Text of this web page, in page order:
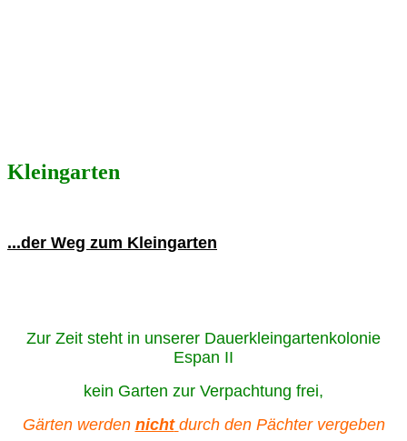
Kleingarten
...der Weg zum Kleingarten
Zur Zeit steht in unserer Dauerkleingartenkolonie
Espan II
kein Garten zur Verpachtung frei,
Gärten werden nicht durch den Pächter vergeben